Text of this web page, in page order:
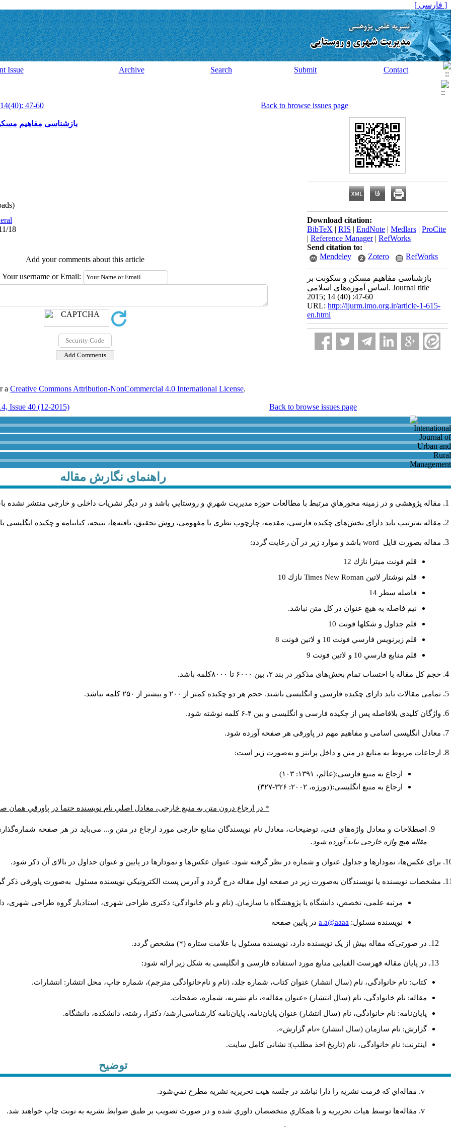
[ فارسی ]
Issue Archive Search Submit Contact
47-60
Back to browse issues page
بازشناسی مفاهیم
18
Add your comments about this article
Your username or Email:
Download citation:
BibTeX | RIS | EndNote | Medlars | ProCite
| Reference Manager| RefWorks
Send citation to:
Mendeley
Zotero RefWorks
بازشناسی مفاهیم مسکن و سکونت بر
اساس آموزه‌های اسلامی. Journal title
2015; 14 (40) :47-60
URL: http://ijurm.imo.org.ir/article-1-615-
en.html
a Creative Commons Attribution-NonCommercial 4.0 International License.
Issue 40 (12-2015) Back to browse issues page
راهنمای نگارش مقاله
مقاله پژوهشی و در زمینه محورهاي مرتبط با مطالعات حوزه مديريت شهري و روستايي باشد و در دیگر نشریات داخلی و خارجی منتشر نشده
مقاله به‌ترتیب باید دارای بخش‌های چکیده فارسی، مقدمه، چارچوب نظری یا مفهومی، روش تحقیق، یافته‌ها، نتیجه، کتابنامه و چکیده انگلیسی
مقاله بصورت فايل word باشد و موارد زير در آن رعايت گردد:
قلم فونت ميترا نازك 12
قلم نوشتار لاتين Times New Roman نازك 10
فاصله سطر 14
نيم فاصله به هيچ عنوان در كل متن نباشد.
قلم جداول و شكلها فونت 10
قلم زيرنويس فارسي فونت 10 و لاتين فونت 8
قلم منابع فارسي 10 و لاتين فونت 9
حجم کل مقاله با احتساب تمام بخش‌های مذکور در بند ۲، بین ۶۰۰۰ تا ۸۰۰۰کلمه باشد.
تمامی مقالات باید دارای چکیده فارسی و انگلیسی باشند. حجم هر دو چکیده کمتر از ۲۰۰ و بیشتر از ۲۵۰ کلمه نباشد.
واژگان کلیدی بلافاصله پس از چکیده فارسی و انگلیسی و بین ۴-۶ کلمه نوشته شود.
معادل انگلیسی اسامی و مفاهیم مهم در پاورقی هر صفحه آورده شود.
ارجاعات مربوط به منابع در متن و داخل پرانتز و به‌صورت زیر است:
ارجاع به منبع فارسی:(عالم، ۱۳۹۱: ۱۰۳)
ارجاع به منبع انگلیسی:(دورژه، ۲۰۰۲: ۳۲۶-۳۲۷)
* در ارجاع درون متن به منبع خارجی، معادل اصلیِ نام نویسنده حتما در پاورقیِ همان
اصطلاحات و معادل واژه‌های فنی، توضیحات، معادل نام نویسندگان منابع خارجی مورد ارجاع در متن و... می‌باید در هر صفحه
مقاله هیچ واژه خارجی نباید آورده شود.
برای عکس‌ها، نمودارها و جداول عنوان و شماره در نظر گرفته شود. عنوان عکس‌ها و نمودارها در پایین و عنوان جداول در بالای آن ذکر شود.
مشخصات نویسنده یا نویسندگان به‌صورت زیر در صفحه اول مقاله درج گردد و آدرس پست الكترونيكي نويسنده مسئول به‌صورت پاورقی ذکر
مرتبه علمی، تخصص، دانشگاه یا پژوهشگاه یا سازمان. (نام و نام خانوادگي: دکتری طراحی شهری، استادیار گروه طراحی شهری،
نويسنده مسئول: a.a@aaaa در پايين صفحه
در صورتی‌که مقاله بیش از یک نویسنده دارد، نویسنده مسئول با علامت ستاره (*) مشخص گردد.
در پایان مقاله فهرست الفبایی منابع مورد استفاده فارسی و انگلیسی به شکل زیر ارائه شود:
کتاب: نام خانوادگی، نام (سال انتشار) عنوان کتاب، شماره جلد، (نام و نام‌خانوادگی مترجم)، شماره چاپ، محل انتشار: انتشارات.
مقاله: نام خانوادگی، نام (سال انتشار) «عنوان مقاله»، نام نشریه، شماره، صفحات.
پایان‌نامه: نام خانوادگی، نام (سال انتشار) عنوان پایان‌نامه، پایان‌نامه کارشناسی‌ارشد/ دکترا، رشته، دانشکده، دانشگاه.
گزارش: نام سازمان (سال انتشار) «نام گزارش».
اینترنت: نام خانوادگی، نام (تاریخ اخذ مطلب): نشانی کامل سایت.
توضیح
مقاله‌اي كه فرمت نشريه را دارا نباشد در جلسه هيت تحريريه نشريه مطرح نمي‌شود.
مقاله‌ها توسط هیات تحريريه و با همکاري متخصصان داوري شده و در صورت تصويب بر طبق ضوابط نشريه به نوبت چاپ خواهند شد.